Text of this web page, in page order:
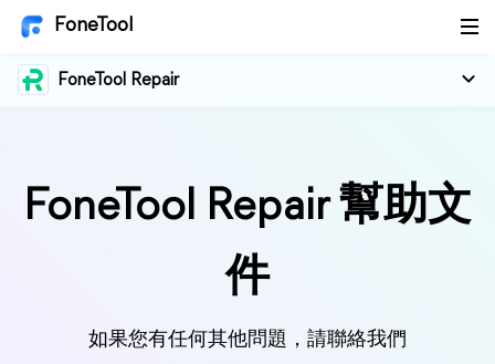
FoneTool
FoneTool Repair
FoneTool Repair 幫助文
件
如果您有任何其他問題，請聯絡我們